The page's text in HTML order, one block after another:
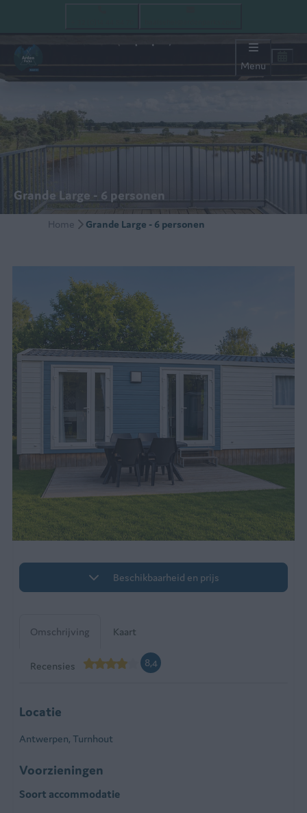
Menu
Grande Large - 6 personen
Home Grande Large - 6 personen
Beschikbaarheid en prijs
Omschrijving Kaart
Recensies 8,4
Locatie
Antwerpen, Turnhout
Voorzieningen
Soort accommodatie